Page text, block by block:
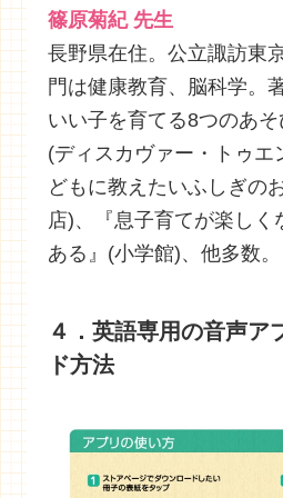
篠原菊紀 先生
長野県在住。公立諏訪東
門は健康教育、脳科学。
いい子を育てる8つのあそ
(ディスカヴァー・トゥエ
どもに教えたいふしぎの
店)、『息子育てが楽しく
ある』(小学館)、他多数。
４．英語専用の音声ア
ド方法